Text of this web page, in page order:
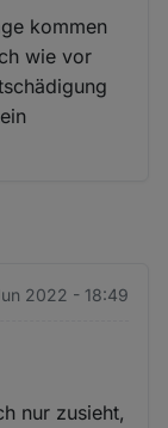
kommen
wie vor
2022 - 18:49
nur zusieht,